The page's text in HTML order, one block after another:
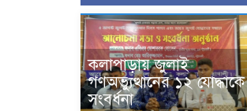
কলাপাড়ায় জুলাই
গণঅভ্যুত্থানের ১২ যোদ্ধাকে
সংবর্ধনা